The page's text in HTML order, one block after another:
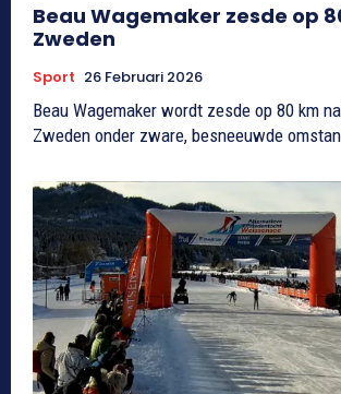
Beau Wagemaker zesde op
Zweden
Sport 26 Februari 2026
Beau Wagemaker wordt zesde op 80 km
Zweden onder zware, besneeuwde